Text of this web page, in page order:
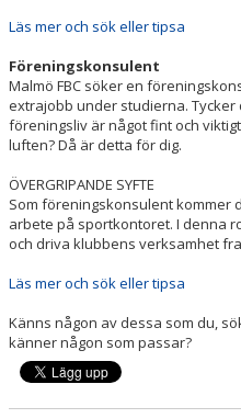
Läs mer och sök eller tipsa
Föreningskonsulent
Malmö FBC söker en
extrajobb under studierna.
föreningsliv är något fint och
luften? Då är detta för dig.
ÖVERGRIPANDE SYFTE
Som föreningskonsulent kommer
arbete på sportkontoret. I denna
och driva klubbens verksamhet
Läs mer och sök eller tipsa
Känns någon av dessa som du,
känner någon som passar?